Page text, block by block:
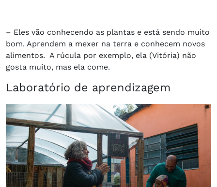
– Eles vão conhecendo as plantas e está sendo muito
bom. Aprendem a mexer na terra e conhecem novos
alimentos. A rúcula por exemplo, ela (Vitória) não
gosta muito, mas ela come.
Laboratório de aprendizagem